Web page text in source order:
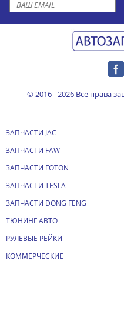
© 2016 - 2026 Все права
ЗАПЧАСТИ JAC
ЗАПЧАСТИ FAW
ЗАПЧАСТИ FOTON
ЗАПЧАСТИ TESLA
ЗАПЧАСТИ DONG FENG
ТЮНИНГ АВТО
РУЛЕВЫЕ РЕЙКИ
КОММЕРЧЕСКИЕ